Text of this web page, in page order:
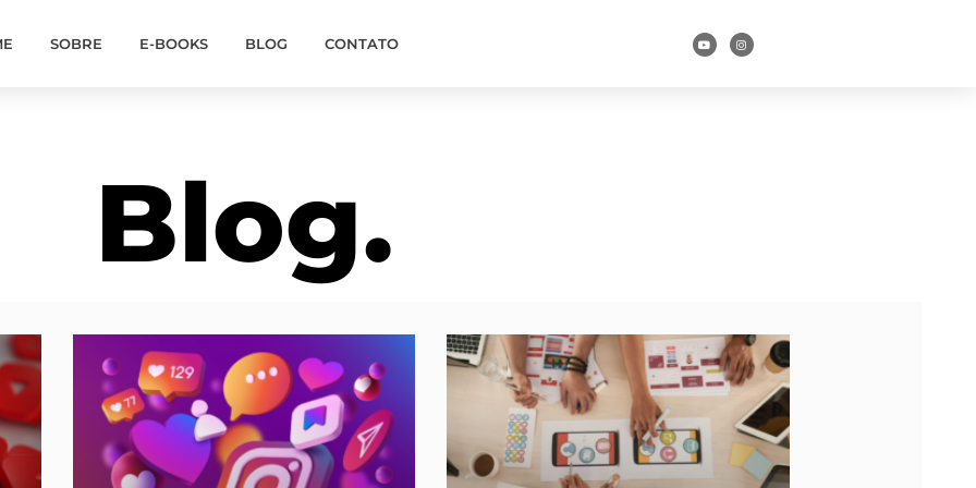
SOBRE E-BOOKS BLOG CONTATO
Blog.